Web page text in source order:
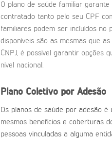
O plano de saúde familiar
contratado tanto pelo seu CPF
familiares podem ser incluídos no
disponíveis são as mesmas que
CNPJ, é possível garantir opções
nível nacional.
Plano Coletivo por Adesão
Os planos de saúde por adesão
mesmos benefícios e coberturas
pessoas vinculadas a alguma